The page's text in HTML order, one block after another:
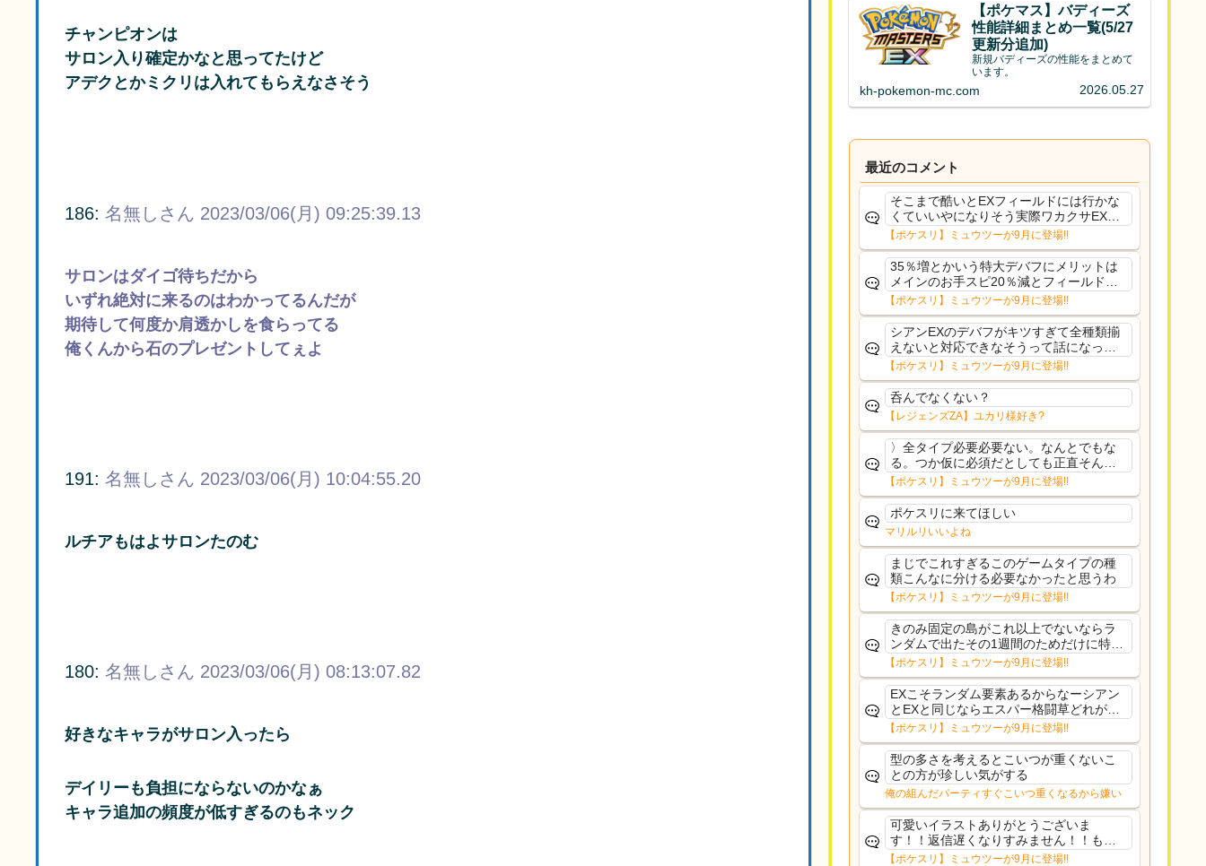
チャンピオンは
サロン入り確定かなと思ってたけど
アデクとかミクリは入れてもらえなさそう
186: 名無しさん 2023/03/06(月) 09:25:39.13
サロンはダイゴ待ちだから
いずれ絶対に来るのはわかってるんだが
期待して何度か肩透かしを食らってる
俺くんから石のプレゼントしてぇよ
191: 名無しさん 2023/03/06(月) 10:04:55.20
ルチアもはよサロンたのむ
180: 名無しさん 2023/03/06(月) 08:13:07.82
好きなキャラがサロン入ったら
デイリーも負担にならないのかなぁ
キャラ追加の頻度が低すぎるのもネック
【ポケマス】バディーズ
性能詳細まとめ一覧(5/27
更新分追加)
新規バディーズの性能をまとめて
います。
kh-pokemon-mc.com 2026.05.27
最近のコメント
そこまで酷いとEXフィールドには行かな
くていいやになりそう実際ワカクサEXで
さえあんまり行ってないや
【ポケスリ】ミュウツーが9月に登場!!
35％増とかいう特大デバフにメリットは
メインのお手スピ20％減とフィールド効
果のみフェアリーノーマルとか引いたら
まともに料理も作れないし終わり控えめ
に言ってカス
【ポケスリ】ミュウツーが9月に登場!!
シアンEXのデバフがキツすぎて全種類揃
えないと対応できなそうって話になって
るわ
【ポケスリ】ミュウツーが9月に登場!!
呑んでなくない？
【レジェンズZA】ユカリ様好き?
〉全タイプ必要必要ない。なんとでもな
る。つか仮に必須だとしても正直そんな
もんに付き合う気は無い。運営は時間の
リソースを甘く見すぎなのよ。ポケスリ
やったことないやろうなと思ってる。〉
ラピスEX最短二年後...
【ポケスリ】ミュウツーが9月に登場!!
ポケスリに来てほしい
マリルリいいよね
まじでこれすぎるこのゲームタイプの種
類こんなに分ける必要なかったと思うわ
【ポケスリ】ミュウツーが9月に登場!!
きのみ固定の島がこれ以上でないならラ
ンダムで出たその1週間のためだけに特定
のタイプにリソース割くのなんだかむな
しい気がするわ出番がないってわけじゃ
ないから無駄ではないんだけど
【ポケスリ】ミュウツーが9月に登場!!
EXこそランダム要素あるからなーシアン
とEXと同じならエスパー格闘草どれが事
前に来るか分からんから、積む必要があ
るミュウツーは使いにくくね？って思っ
た
【ポケスリ】ミュウツーが9月に登場!!
型の多さを考えるとこいつが重くないこ
との方が珍しい気がする
俺の組んだパーティすぐこいつ重くなるから嫌い
可愛いイラストありがとうございま
す！！返信遅くなりすみません！！もう
少ししたら通常再開できます！
【ポケスリ】ミュウツーが9月に登場!!